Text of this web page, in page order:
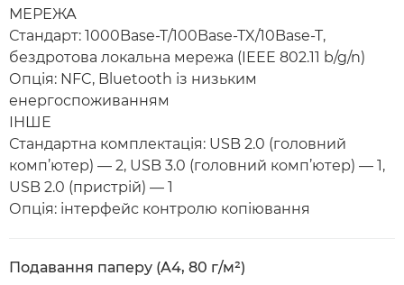
МЕРЕЖА
Стандарт: 1000Base-T/100Base-TX/10Base-T,
бездротова локальна мережа (IEEE 802.11 b/g/n)
Опція: NFC, Bluetooth із низьким
енергоспоживанням
ІНШЕ
Стандартна комплектація: USB 2.0 (головний
комп’ютер) — 2, USB 3.0 (головний комп’ютер) — 1,
USB 2.0 (пристрій) — 1
Опція: інтерфейс контролю копіювання
Подавання паперу (A4, 80 г/м²)